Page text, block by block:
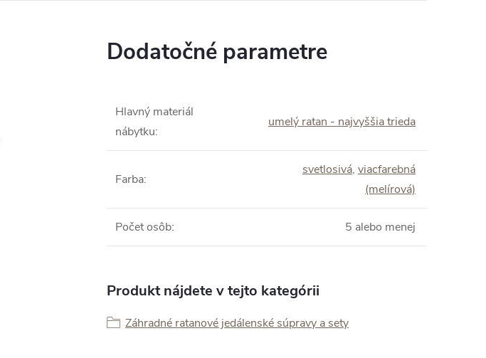
Dodatočné parametre
Hlavný materiál
nábytku:
umelý ratan - najvyššia trieda
Farba:
svetlosivá, viacfarebná
(melírová)
Počet osôb: 5 alebo menej
Produkt nájdete v tejto kategórii
Záhradné ratanové jedálenské súpravy a sety